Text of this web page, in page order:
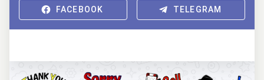
FACEBOOK TELEGRAM